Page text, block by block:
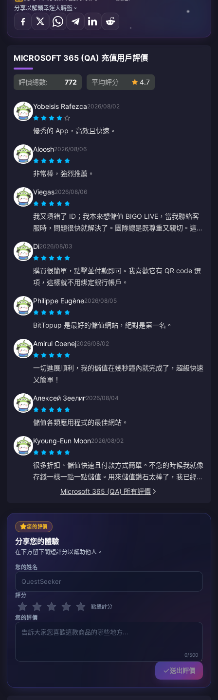
分享以解鎖幸運大轉盤。
MICROSOFT 365 (QA) 充值用戶評價
評價總數: 772 平均評分 4.7
Yobeisis Rafezca2026/08/02
優秀的 App，高效且快速。
Aloosh2026/08/06
非常棒，強烈推薦。
Viegas2026/08/06
我又填錯了 ID；我本來想儲值 BIGO LIVE，當我聯絡客
服時，問題很快就解決了。團隊總是既尊重又親切。這次
Di2026/08/03
購買很簡單，點擊並付款即可。我喜歡它有 QR code 選
項，這樣就不用綁定銀行帳戶。
Philippe Eugène2026/08/05
BitTopup 是最好的儲值網站，絕對是第一名。
Amirul Coenej2026/08/02
一切進展順利，我的儲值在幾秒鐘內就完成了，超級快速
又簡單！
Алексей Зеелиг2026/08/04
儲值各類應用程式的最佳網站。
Kyoung-Eun Moon2026/08/02
很多折扣、儲值快速且付款方式簡單。不急的時候我就像
存錢一樣一點一點儲值。用來儲值鑽石太棒了，我已經推
薦給好幾個朋友了。
Microsoft 365 (QA) 所有評價
您的評價
分享您的體驗
在下方留下簡短評分以幫助他人。
您的姓名
評分
點擊評分
您的評價
0/500
送出評價